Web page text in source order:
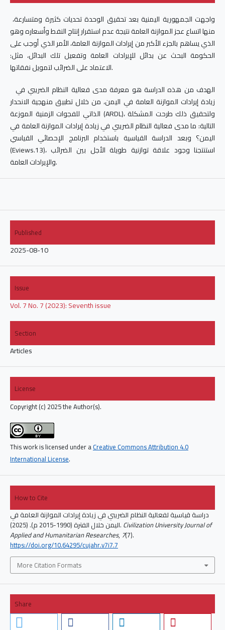
واجهت الجمهورية اليمنية بعد تحقيق الوحدة تحديات كثيرة ومتسارعة،
منها اتساع عجز الموازنة العامة نتيجة عدم استقرار إنتاج النفط وأسعاره وهو
الذي يساهم بالجزء الأكبر من إيرادات الموازنة العامة، الأمر الذي أوجب على
الحكومة البحث عن بدائل للإيرادات العامة وتفعيل تلك البدائل، مثل:
الاعتماد على الضرائب لتمويل نفقاتها.
زيادة إيرادات الموازنة العامة في اليمن، من خلال تطبيق منهجية الانحدار
الذاتي للفجوات الزمنية الموزعة (ARDL)، ولتحقيق ذلك طرحت المشكلة
التالية: ما مدى فعالية النظام الضريبي في زيادة إيرادات الموازنة العامة في
اليمن؟ وبعد الدراسة القياسية باستخدام البرنامج الإحصائي القياسي
(Eviews.13)، استنتجنا وجود علاقة توازنية طويلة الأجل بين الضرائب
والإيرادات العامة.
Published
2025-08-10
Issue
Vol. 7 No. 7 (2023): Seventh issue
Section
Articles
License
Copyright (c) 2025 the Author(s).
This work is licensed under aCreative Commons Attribution 4.0
International License.
How to Cite
دراسة قياسية لفعالية النظام الضريبي في زيادة إيرادات الموازنة العامة في
اليمن خلال الفترة (1990-2015 م). (2025). Civilization University Journal of
Applied and Humanitarian Researches, 7(7).
https://doi.org/10.64295/cujahr.v7i7.7
More Citation Formats
Share